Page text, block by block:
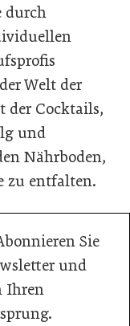
durch
Welt der
der Cocktails,
und
Nährboden,
zu entfalten.
Sie
und
Ihren